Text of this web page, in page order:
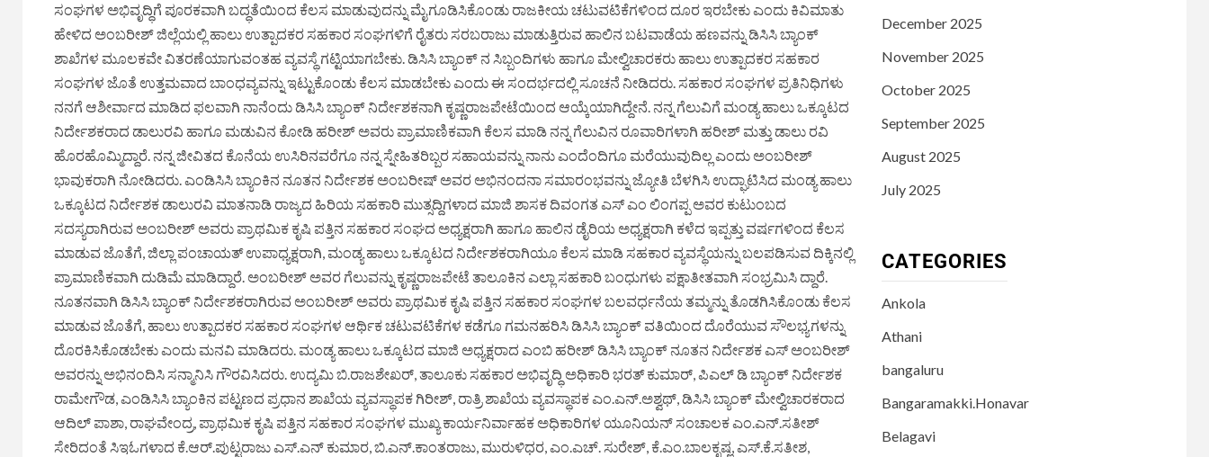
ಸಂಘಗಳ ಅಭಿವೃದ್ಧಿಗೆ ಪೂರಕವಾಗಿ ಬದ್ಧತೆಯಿಂದ ಕೆಲಸ ಮಾಡುವುದನ್ನು ಮೈಗೂಡಿಸಿಕೊಂಡು ರಾಜಕೀಯ ಚಟುವಟಿಕೆಗಳಿಂದ ದೂರ ಇರಬೇಕು ಎಂದು ಕಿವಿಮಾತು
ಹೇಳಿದ ಅಂಬರೀಶ್ ಜಿಲ್ಲೆಯಲ್ಲಿ ಹಾಲು ಉತ್ಪಾದಕರ ಸಹಕಾರ ಸಂಘಗಳಿಗೆ ರೈತರು ಸರಬರಾಜು ಮಾಡುತ್ತಿರುವ ಹಾಲಿನ ಬಟವಾಡೆಯ ಹಣವನ್ನು ಡಿಸಿಸಿ ಬ್ಯಾಂಕ್
ಶಾಖೆಗಳ ಮೂಲಕವೇ ವಿತರಣೆಯಾಗುವಂತಹ ವ್ಯವಸ್ಥೆ ಗಟ್ಟಿಯಾಗಬೇಕು. ಡಿಸಿಸಿ ಬ್ಯಾಂಕ್ ನ ಸಿಬ್ಬಂದಿಗಳು ಹಾಗೂ ಮೇಲ್ವಿಚಾರಕರು ಹಾಲು ಉತ್ಪಾದಕರ ಸಹಕಾರ
ಸಂಘಗಳ ಜೊತೆ ಉತ್ತಮವಾದ ಬಾಂಧವ್ಯವನ್ನು ಇಟ್ಟುಕೊಂಡು ಕೆಲಸ ಮಾಡಬೇಕು ಎಂದು ಈ ಸಂದರ್ಭದಲ್ಲಿ ಸೂಚನೆ ನೀಡಿದರು. ಸಹಕಾರ ಸಂಘಗಳ ಪ್ರತಿನಿಧಿಗಳು
ನನಗೆ ಆಶೀರ್ವಾದ ಮಾಡಿದ ಫಲವಾಗಿ ನಾನೆಂದು ಡಿಸಿಸಿ ಬ್ಯಾಂಕ್ ನಿರ್ದೇಶಕನಾಗಿ ಕೃಷ್ಣರಾಜಪೇಟೆಯಿಂದ ಆಯ್ಕೆಯಾಗಿದ್ದೇನೆ. ನನ್ನ ಗೆಲುವಿಗೆ ಮಂಡ್ಯ ಹಾಲು ಒಕ್ಕೂಟದ
ನಿರ್ದೇಶಕರಾದ ಡಾಲುರವಿ ಹಾಗೂ ಮಡುವಿನ ಕೋಡಿ ಹರೀಶ್ ಅವರು ಪ್ರಾಮಾಣಿಕವಾಗಿ ಕೆಲಸ ಮಾಡಿ ನನ್ನ ಗೆಲುವಿನ ರೂವಾರಿಗಳಾಗಿ ಹರೀಶ್ ಮತ್ತು ಡಾಲು ರವಿ
ಹೊರಹೊಮ್ಮಿದ್ದಾರೆ. ನನ್ನ ಜೀವಿತದ ಕೊನೆಯ ಉಸಿರಿನವರೆಗೂ ನನ್ನ ಸ್ನೇಹಿತರಿಬ್ಬರ ಸಹಾಯವನ್ನು ನಾನು ಎಂದೆಂದಿಗೂ ಮರೆಯುವುದಿಲ್ಲ ಎಂದು ಅಂಬರೀಶ್
ಭಾವುಕರಾಗಿ ನೋಡಿದರು. ಎಂಡಿಸಿಸಿ ಬ್ಯಾಂಕಿನ ನೂತನ ನಿರ್ದೇಶಕ ಅಂಬರೀಷ್ ಅವರ ಅಭಿನಂದನಾ ಸಮಾರಂಭವನ್ನು ಜ್ಯೋತಿ ಬೆಳಗಿಸಿ ಉದ್ಘಾಟಿಸಿದ ಮಂಡ್ಯ ಹಾಲು
ಒಕ್ಕೂಟದ ನಿರ್ದೇಶಕ ಡಾಲುರವಿ ಮಾತನಾಡಿ ರಾಜ್ಯದ ಹಿರಿಯ ಸಹಕಾರಿ ಮುತ್ಸದ್ದಿಗಳಾದ ಮಾಜಿ ಶಾಸಕ ದಿವಂಗತ ಎಸ್ ಎಂ ಲಿಂಗಪ್ಪ ಅವರ ಕುಟುಂಬದ
ಸದಸ್ಯರಾಗಿರುವ ಅಂಬರೀಶ್ ಅವರು ಪ್ರಾಥಮಿಕ ಕೃಷಿ ಪತ್ತಿನ ಸಹಕಾರ ಸಂಘದ ಅಧ್ಯಕ್ಷರಾಗಿ ಹಾಗೂ ಹಾಲಿನ ಡೈರಿಯ ಅಧ್ಯಕ್ಷರಾಗಿ ಕಳೆದ ಇಪ್ಪತ್ತು ವರ್ಷಗಳಿಂದ ಕೆಲಸ
ಮಾಡುವ ಜೊತೆಗೆ, ಜಿಲ್ಲಾ ಪಂಚಾಯತ್ ಉಪಾಧ್ಯಕ್ಷರಾಗಿ, ಮಂಡ್ಯ ಹಾಲು ಒಕ್ಕೂಟದ ನಿರ್ದೇಶಕರಾಗಿಯೂ ಕೆಲಸ ಮಾಡಿ ಸಹಕಾರ ವ್ಯವಸ್ಥೆಯನ್ನು ಬಲಪಡಿಸುವ ದಿಕ್ಕಿನಲ್ಲಿ
ಪ್ರಾಮಾಣಿಕವಾಗಿ ದುಡಿಮೆ ಮಾಡಿದ್ದಾರೆ. ಅಂಬರೀಶ್ ಅವರ ಗೆಲುವನ್ನು ಕೃಷ್ಣರಾಜಪೇಟೆ ತಾಲೂಕಿನ ಎಲ್ಲಾ ಸಹಕಾರಿ ಬಂಧುಗಳು ಪಕ್ಷಾತೀತವಾಗಿ ಸಂಭ್ರಮಿಸಿ ದ್ದಾರೆ.
ನೂತನವಾಗಿ ಡಿಸಿಸಿ ಬ್ಯಾಂಕ್ ನಿರ್ದೇಶಕರಾಗಿರುವ ಅಂಬರೀಶ್ ಅವರು ಪ್ರಾಥಮಿಕ ಕೃಷಿ ಪತ್ತಿನ ಸಹಕಾರ ಸಂಘಗಳ ಬಲವರ್ಧನೆಯ ತಮ್ಮನ್ನು ತೊಡಗಿಸಿಕೊಂಡು ಕೆಲಸ
ಮಾಡುವ ಜೊತೆಗೆ, ಹಾಲು ಉತ್ಪಾದಕರ ಸಹಕಾರ ಸಂಘಗಳ ಆರ್ಥಿಕ ಚಟುವಟಿಕೆಗಳ ಕಡೆಗೂ ಗಮನಹರಿಸಿ ಡಿಸಿಸಿ ಬ್ಯಾಂಕ್ ವತಿಯಿಂದ ದೊರೆಯುವ ಸೌಲಭ್ಯಗಳನ್ನು
ದೊರಕಿಸಿಕೊಡಬೇಕು ಎಂದು ಮನವಿ ಮಾಡಿದರು. ಮಂಡ್ಯ ಹಾಲು ಒಕ್ಕೂಟದ ಮಾಜಿ ಅಧ್ಯಕ್ಷರಾದ ಎಂಬಿ ಹರೀಶ್ ಡಿಸಿಸಿ ಬ್ಯಾಂಕ್ ನೂತನ ನಿರ್ದೇಶಕ ಎಸ್ ಅಂಬರೀಶ್
ಅವರನ್ನು ಅಭಿನಂದಿಸಿ ಸನ್ಮಾನಿಸಿ ಗೌರವಿಸಿದರು. ಉದ್ಯಮಿ ಬಿ.ರಾಜಶೇಖರ್, ತಾಲೂಕು ಸಹಕಾರ ಅಭಿವೃದ್ಧಿ ಅಧಿಕಾರಿ ಭರತ್ ಕುಮಾರ್, ಪಿಎಲ್ ಡಿ ಬ್ಯಾಂಕ್ ನಿರ್ದೇಶಕ
ರಾಮೇಗೌಡ, ಎಂಡಿಸಿಸಿ ಬ್ಯಾಂಕಿನ ಪಟ್ಟಣದ ಪ್ರಧಾನ ಶಾಖೆಯ ವ್ಯವಸ್ಥಾಪಕ ಗಿರೀಶ್, ರಾತ್ರಿ ಶಾಖೆಯ ವ್ಯವಸ್ಥಾಪಕ ಎಂ.ಎನ್.ಅಶ್ವಥ್, ಡಿಸಿಸಿ ಬ್ಯಾಂಕ್ ಮೇಲ್ವಿಚಾರಕರಾದ
ಆದಿಲ್ ಪಾಶಾ, ರಾಘವೇಂದ್ರ, ಪ್ರಾಥಮಿಕ ಕೃಷಿ ಪತ್ತಿನ ಸಹಕಾರ ಸಂಘಗಳ ಮುಖ್ಯ ಕಾರ್ಯನಿರ್ವಾಹಕ ಅಧಿಕಾರಿಗಳ ಯೂನಿಯನ್ ಸಂಚಾಲಕ ಎಂ.ಎನ್.ಸತೀಶ್
ಸೇರಿದಂತೆ ಸಿಇಓಗಳಾದ ಕೆ.ಆರ್.ಪುಟ್ಟರಾಜು ಎಸ್.ಎನ್ ಕುಮಾರ, ಬಿ.ಎನ್.ಕಾಂತರಾಜು, ಮುರುಳಿಧರ, ಎಂ.ಎಚ್. ಸುರೇಶ್, ಕೆ.ಎಂ.ಬಾಲಕೃಷ್ಣ, ಎಸ್.ಕೆ.ಸತೀಶ,
December 2025
November 2025
October 2025
September 2025
August 2025
July 2025
CATEGORIES
Ankola
Athani
bangaluru
Bangaramakki.Honavar
Belagavi